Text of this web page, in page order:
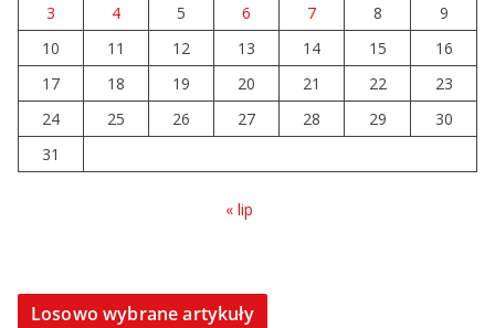
06.08.2026
Szkoła we Władysławowie
przechodzi modernizację
3
4 5 6 7 8
9
10
11 12 13 14 15
16
17
18 19 20 21 22
23
24
25 26 27 28 29
30
31
« lip
Losowo wybrane artykuły